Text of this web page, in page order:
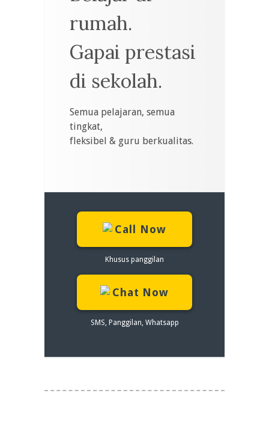
rumah.
Gapai prestasi
di sekolah.
Semua pelajaran, semua
tingkat,
fleksibel & guru berkualitas.
Call Now
Khusus panggilan
Chat Now
SMS, Panggilan, Whatsapp